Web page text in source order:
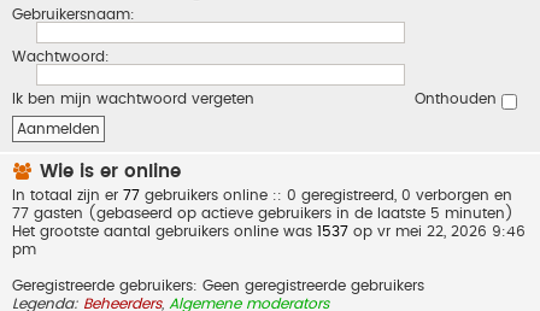
Gebruikersnaam:
Wachtwoord:
Ik ben mijn wachtwoord vergeten Onthouden
Wie is er online
In totaal zijn er 77 gebruikers online :: 0 geregistreerd, 0 verborgen en
77 gasten (gebaseerd op actieve gebruikers in de laatste 5 minuten)
Het grootste aantal gebruikers online was 1537 op vr mei 22, 2026 9:46
pm
Geregistreerde gebruikers: Geen geregistreerde gebruikers
Legenda: Beheerders, Algemene moderators